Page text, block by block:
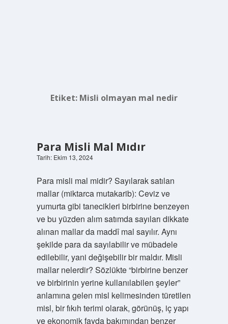
Etiket: Misli olmayan mal nedir
Para Misli Mal Mıdır
Tarih: Ekim 13, 2024
Para misli mal midir? Sayılarak satılan
mallar (miktarca mutakarib): Ceviz ve
yumurta gibi tanecikleri birbirine benzeyen
ve bu yüzden alım satımda sayıları dikkate
alınan mallar da maddî mal sayılır. Aynı
şekilde para da sayılabilir ve mübadele
edilebilir, yani değişebilir bir maldır. Misli
mallar nelerdir? Sözlükte “birbirine benzer
ve birbirinin yerine kullanılabilen şeyler”
anlamına gelen misl kelimesinden türetilen
misl, bir fıkıh terimi olarak, görünüş, iç yapı
ve ekonomik fayda bakımından benzer